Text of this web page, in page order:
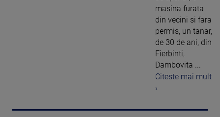
masina furata
din vecini si fara
permis, un tanar,
de 30 de ani, din
Fierbinti,
Dambovita ...
Citeste mai mult
›